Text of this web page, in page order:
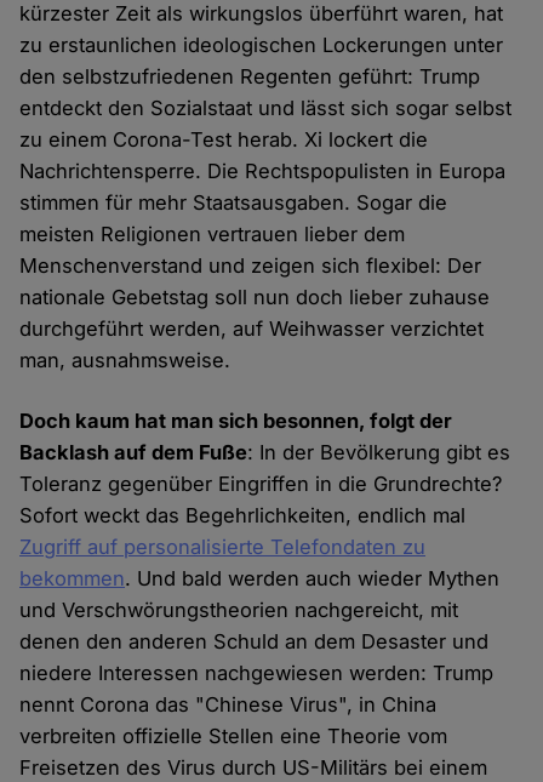
kürzester Zeit als wirkungslos überführt waren, hat
zu erstaunlichen ideologischen Lockerungen unter
den selbstzufriedenen Regenten geführt: Trump
entdeckt den Sozialstaat und lässt sich sogar selbst
zu einem Corona-Test herab. Xi lockert die
Nachrichtensperre. Die Rechtspopulisten in Europa
stimmen für mehr Staatsausgaben. Sogar die
meisten Religionen vertrauen lieber dem
Menschenverstand und zeigen sich flexibel: Der
nationale Gebetstag soll nun doch lieber zuhause
durchgeführt werden, auf Weihwasser verzichtet
man, ausnahmsweise.
Doch kaum hat man sich besonnen, folgt der
Backlash auf dem Fuße: In der Bevölkerung gibt es
Toleranz gegenüber Eingriffen in die Grundrechte?
Sofort weckt das Begehrlichkeiten, endlich mal
Zugriff auf personalisierte Telefondaten zu
bekommen. Und bald werden auch wieder Mythen
und Verschwörungstheorien nachgereicht, mit
denen den anderen Schuld an dem Desaster und
niedere Interessen nachgewiesen werden: Trump
nennt Corona das "Chinese Virus", in China
verbreiten offizielle Stellen eine Theorie vom
Freisetzen des Virus durch US-Militärs bei einem